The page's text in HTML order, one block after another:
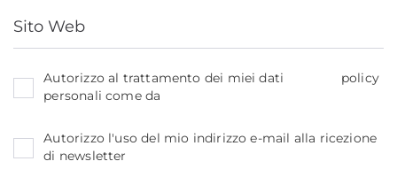
Autorizzo al trattamento dei miei dati
personali come da
policy
Autorizzo l'uso del mio indirizzo e-mail alla ricezione
di newsletter